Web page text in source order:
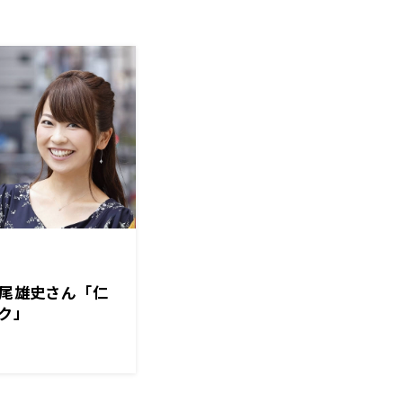
雄史さん「仁
」